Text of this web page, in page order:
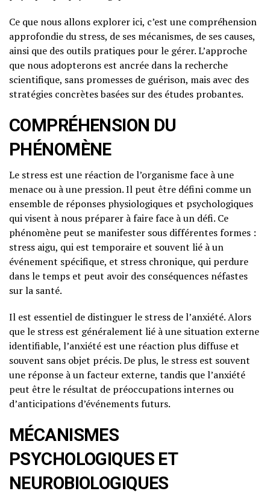
Ce que nous allons explorer ici, c’est une compréhension
approfondie du stress, de ses mécanismes, de ses causes,
ainsi que des outils pratiques pour le gérer. L’approche
que nous adopterons est ancrée dans la recherche
scientifique, sans promesses de guérison, mais avec des
stratégies concrètes basées sur des études probantes.
COMPRÉHENSION DU
PHÉNOMÈNE
Le stress est une réaction de l’organisme face à une
menace ou à une pression. Il peut être défini comme un
ensemble de réponses physiologiques et psychologiques
qui visent à nous préparer à faire face à un défi. Ce
phénomène peut se manifester sous différentes formes :
stress aigu, qui est temporaire et souvent lié à un
événement spécifique, et stress chronique, qui perdure
dans le temps et peut avoir des conséquences néfastes
sur la santé.
Il est essentiel de distinguer le stress de l’anxiété. Alors
que le stress est généralement lié à une situation externe
identifiable, l’anxiété est une réaction plus diffuse et
souvent sans objet précis. De plus, le stress est souvent
une réponse à un facteur externe, tandis que l’anxiété
peut être le résultat de préoccupations internes ou
d’anticipations d’événements futurs.
MÉCANISMES
PSYCHOLOGIQUES ET
NEUROBIOLOGIQUES